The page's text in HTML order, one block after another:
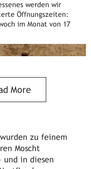
werden wir
Öffnungszeiten:
im Monat von 17
More
zu feinem
Moscht
und in diesen